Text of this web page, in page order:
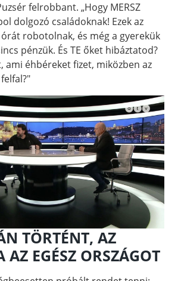
felrobbant. „Hogy MERSZ
dolgozó családoknak! Ezek az
robotolnak, és még a gyerekük
pénzük. És TE őket hibáztatod?
ami éhbéreket fizet, miközben az
TÖRTÉNT, AZ
AZ EGÉSZ ORSZÁGOT